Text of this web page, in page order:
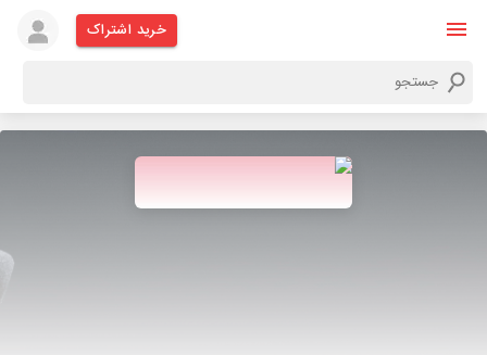
خرید اشتراک